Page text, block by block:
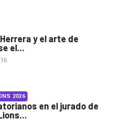
y el arte de
el...
2026
en el jurado de